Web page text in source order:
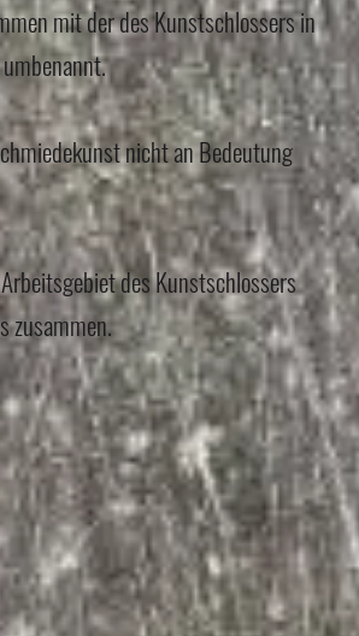
mit der des Kunstschlossers in
nicht an Bedeutung
des Kunstschlossers
zusammen.